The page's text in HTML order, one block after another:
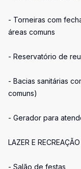
- Torneiras com
áreas comuns
- Reservatório de
- Bacias sanitárias
comuns)
- Gerador para
LAZER E
- Salão de festas